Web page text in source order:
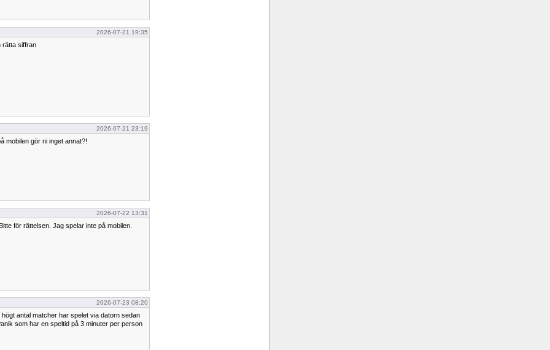
2026-07-21 19:35
rätta siffran
2026-07-21 23:19
mobilen gör ni inget annat?!
2026-07-22 13:31
för rättelsen. Jag spelar inte på mobilen.
2026-07-23 08:20
antal matcher har spelet via datorn sedan
som har en speltid på 3 minuter per person